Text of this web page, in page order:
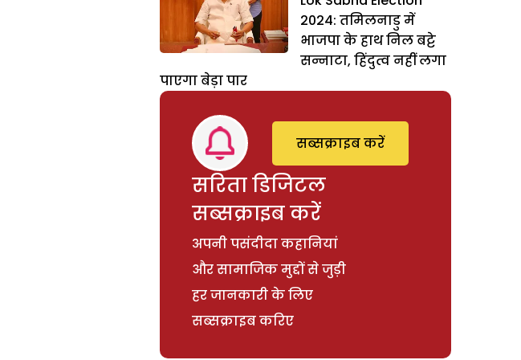
2024: तमिलनाडु में
भाजपा के हाथ निल बट्टे
सन्नाटा, हिंदुत्व नहीं लगा
पाएगा बेड़ा पार
सरिता डिजिटल
सब्सक्राइब करें
अपनी पसंदीदा कहानियां
और सामाजिक मुद्दों से जुड़ी
हर जानकारी के लिए
सब्सक्राइब करिए
सब्सक्राइब करें